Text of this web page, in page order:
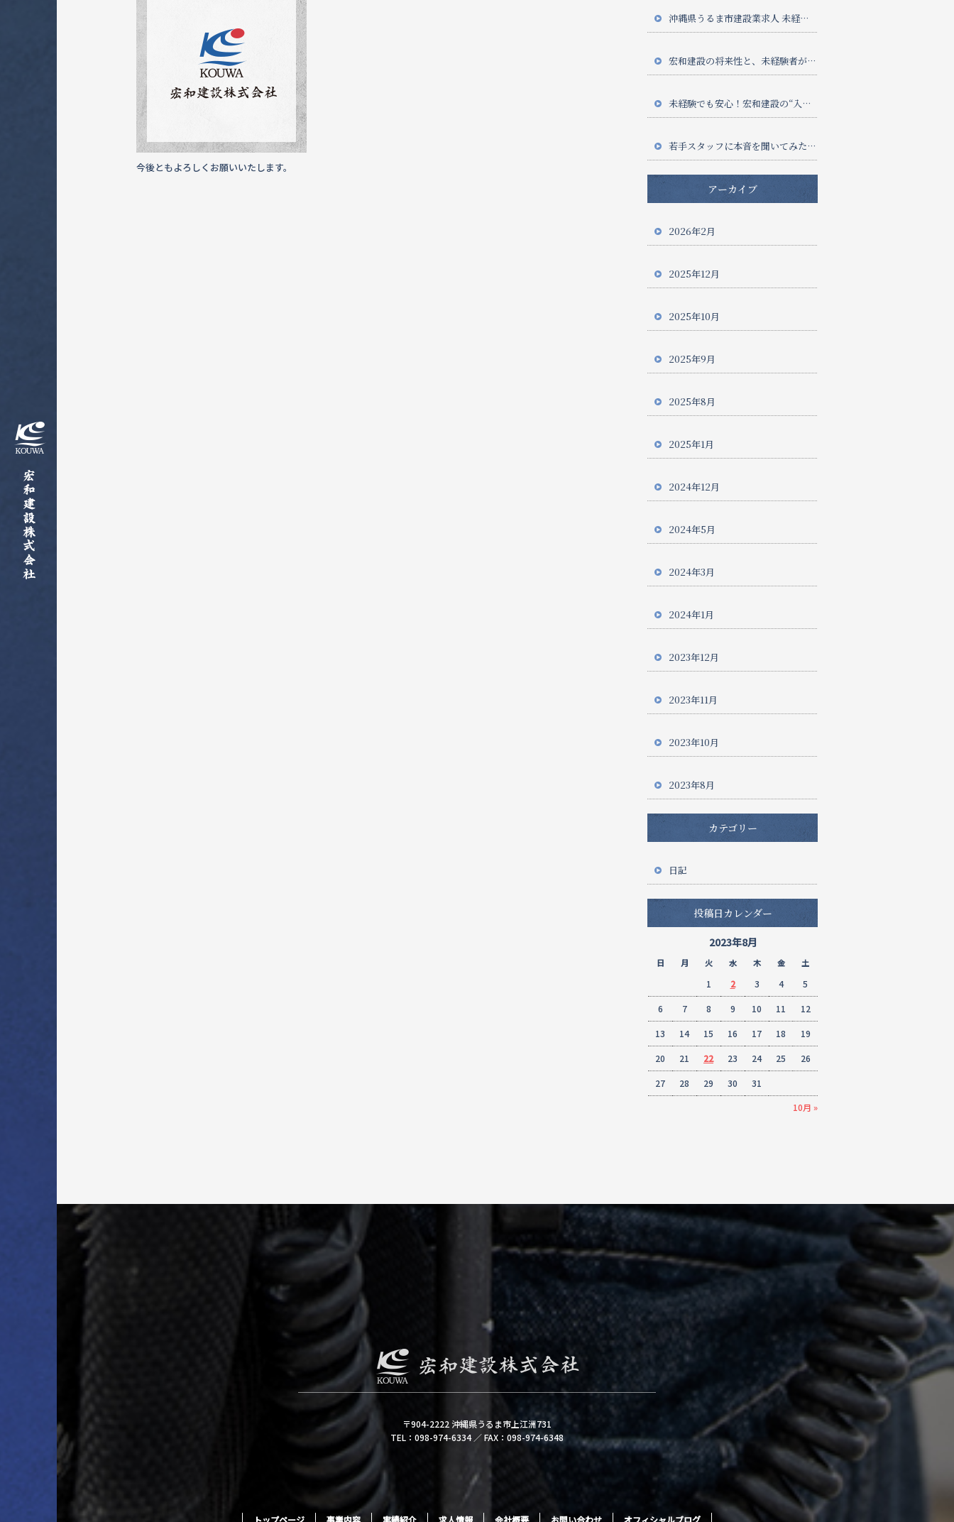
o
te
今後ともよろしくお願いいたします。
沖縄県うるま市建設業求人 未経験歓迎
宏和建設の将来性と、未経験者がこれから選ぶべき“働き方”まとめ
未経験でも安心！宏和建設の“入社1ヶ月目”って実際どんな感じ？徹底公開
若手スタッフに本音を聞いてみた！宏和建設で働いてよかった理由ベスト5
アーカイブ
2026年2月
2025年12月
2025年10月
2025年9月
2025年8月
2025年1月
2024年12月
2024年5月
2024年3月
2024年1月
2023年12月
2023年11月
2023年10月
2023年8月
カテゴリー
日記
投稿日カレンダー
2023年8月
日 月 火 水 木 金 土
10月 »
1 2 3 4 5
6 7 8 9 10 11 12
13 14 15 16 17 18 19
20 21 22 23 24 25 26
27 28 29 30 31
トップページ 事業内容 実績紹介 求人情報 会社概要 お問い合わせ オフィシャルブログ
〒904-2222 沖縄県うるま市上江洲731
TEL：098-974-6334 ／ FAX：098-974-6348